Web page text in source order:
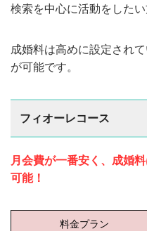
検索を中心に活動をしたい
成婚料は高めに設定され
が可能です。
フィオーレコース
月会費が一番安く、成婚
可能！
料金プラン